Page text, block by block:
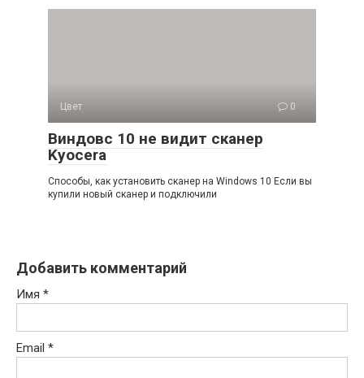
Цвет 0
Виндовс 10 не видит сканер
Kyocera
Способы, как установить сканер на Windows 10 Если вы
купили новый сканер и подключили
Добавить комментарий
Имя *
Email *